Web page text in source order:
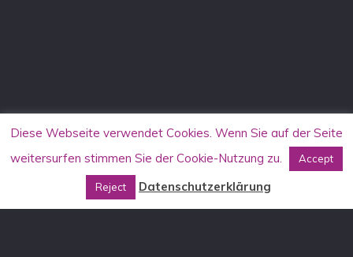
Diese Webseite verwendet Cookies. Wenn Sie auf der Seite
weitersurfen stimmen Sie der Cookie-Nutzung zu.
Accept
Reject Datenschutzerklärung